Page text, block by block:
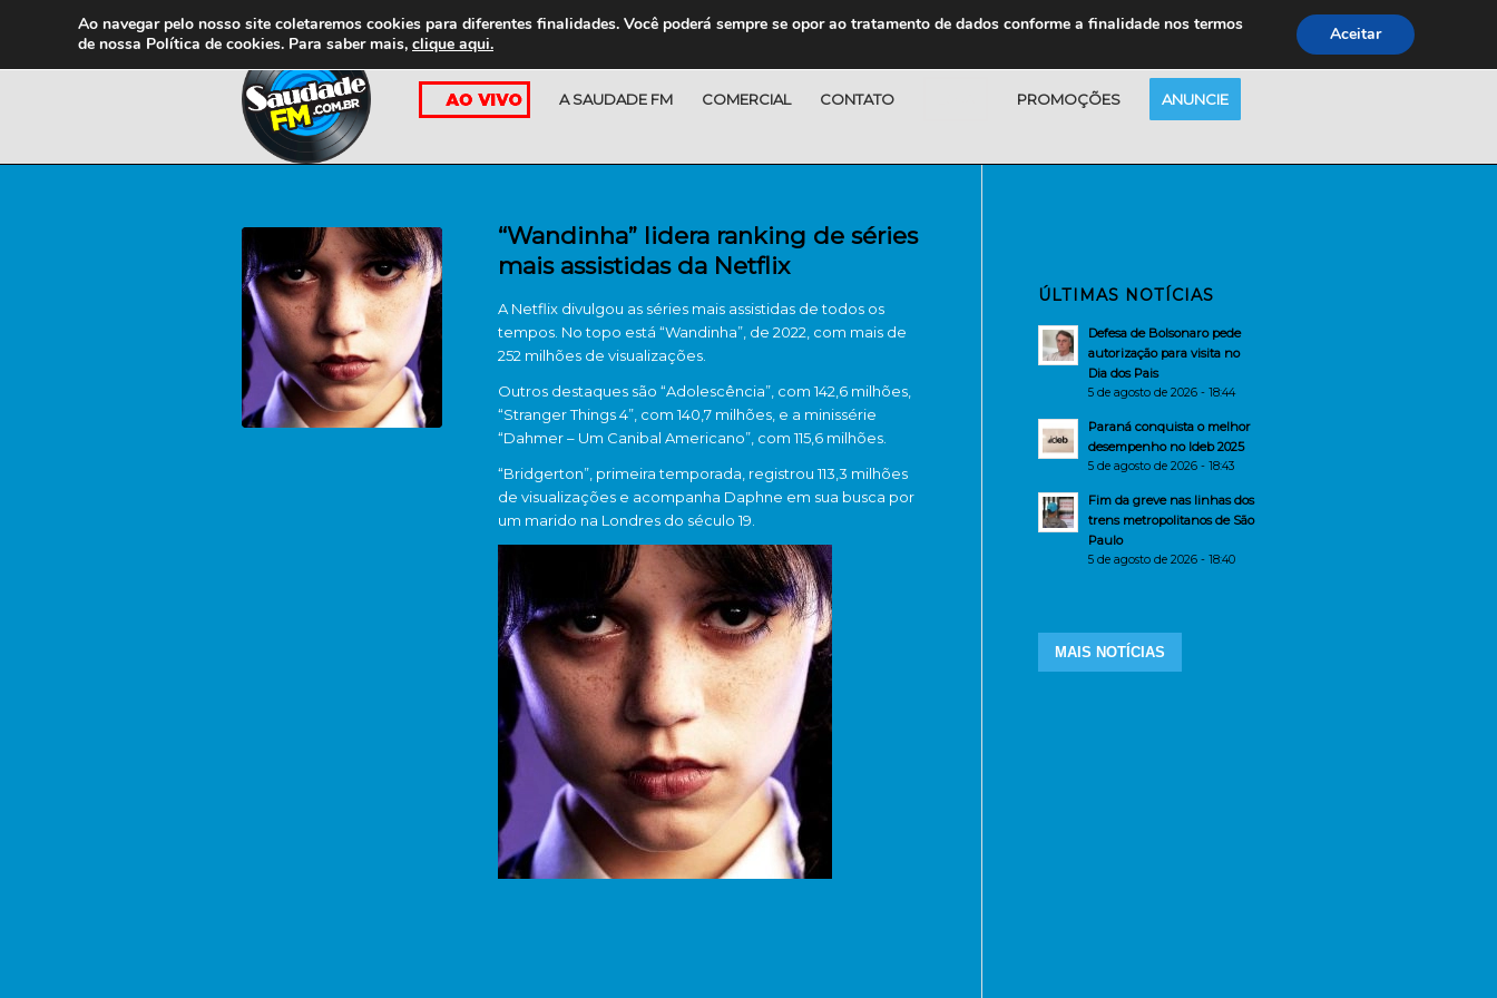
A SAUDADE FM COMERCIAL CONTATO PROMOÇÕES ANUNCIE
“Wandinha” lidera ranking de séries
mais assistidas da Netflix
A Netflix divulgou as séries mais assistidas de todos os
tempos. No topo está “Wandinha”, de 2022, com mais de
252 milhões de visualizações.
Outros destaques são “Adolescência”, com 142,6 milhões,
“Stranger Things 4”, com 140,7 milhões, e a minissérie
“Dahmer – Um Canibal Americano”, com 115,6 milhões.
“Bridgerton”, primeira temporada, registrou 113,3 milhões
de visualizações e acompanha Daphne em sua busca por
um marido na Londres do século 19.
ÚLTIMAS NOTÍCIAS
Defesa de Bolsonaro pede
autorização para visita no
Dia dos Pais
5 de agosto de 2026 - 18:44
Paraná conquista o melhor
desempenho no Ideb 2025
5 de agosto de 2026 - 18:43
Fim da greve nas linhas dos
trens metropolitanos de São
Paulo
5 de agosto de 2026 - 18:40
MAIS NOTÍCIAS
Ao navegar pelo nosso site coletaremos cookies para diferentes finalidades. Você poderá sempre se opor ao tratamento de dados conforme a finalidade nos termos
de nossa Política de cookies. Para saber mais, clique aqui. Aceitar